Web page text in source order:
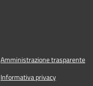
Amministrazione trasparente
Informativa privacy